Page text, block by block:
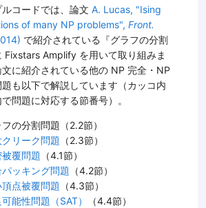
コードでは、論文 A. Lucas, "Ising
of many NP problems", Front.
で紹介されている『グラフの分割
Fixstars Amplify を用いて取り組みま
に紹介されている他の NP 完全・NP
も以下で解説しています（カッコ内
問題に対応する節番号）。
の分割問題（2.2節）
リーク問題 （2.3節）
被覆問題 （4.1節）
ッキング問題 （4.2節）
点被覆問題 （4.3節）
能性問題（SAT）
（4.4節）